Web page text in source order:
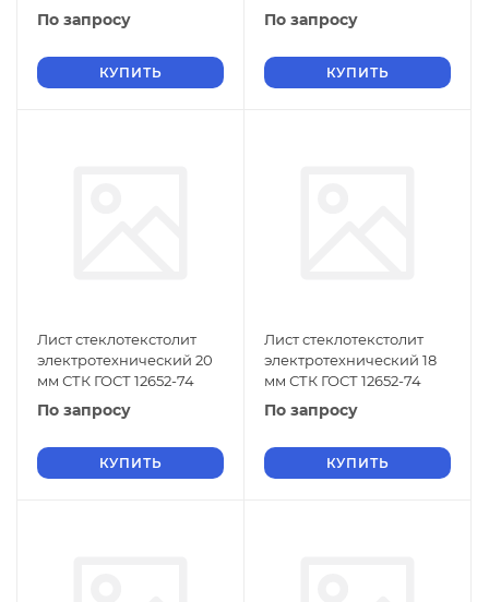
По запросу
КУПИТЬ
По запросу
КУПИТЬ
Лист стеклотекстолит
электротехнический 20
мм СТК ГОСТ 12652-74
По запросу
КУПИТЬ
Лист стеклотекстолит
электротехнический 18
мм СТК ГОСТ 12652-74
По запросу
КУПИТЬ